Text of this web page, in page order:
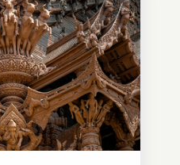
que ofrece una
completamente